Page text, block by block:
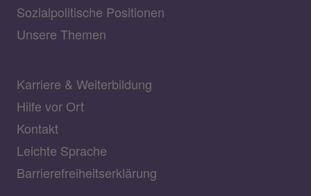
Sozialpolitische Positionen
Unsere Themen
Karriere & Weiterbildung
Hilfe vor Ort
Kontakt
Leichte Sprache
Barrierefreiheitserklärung